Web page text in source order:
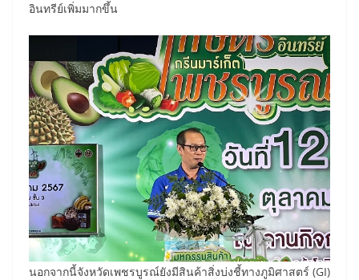
อินทรีย์เพิ่มมากขึ้น
นอกจากนี้จังหวัดเพชรบูรณ์ยังมีสินค้าสิ่งบ่งชี้ทางภูมิศาสตร์ (GI)